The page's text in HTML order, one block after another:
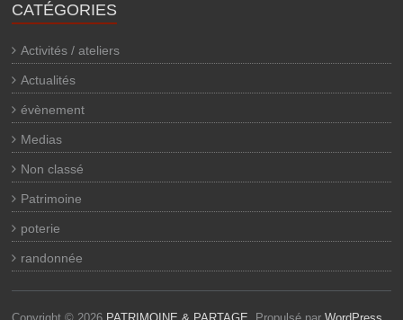
CATÉGORIES
Activités / ateliers
Actualités
évènement
Medias
Non classé
Patrimoine
poterie
randonnée